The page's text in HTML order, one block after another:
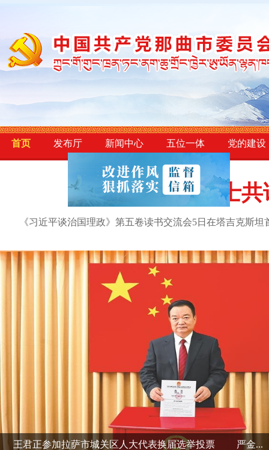
首页 发布厅 新闻中心 五位一体 党的建设
王君正参加
中塔人士
王君正
王君正参加拉萨市城关区人大代表换届选举投票 严金...